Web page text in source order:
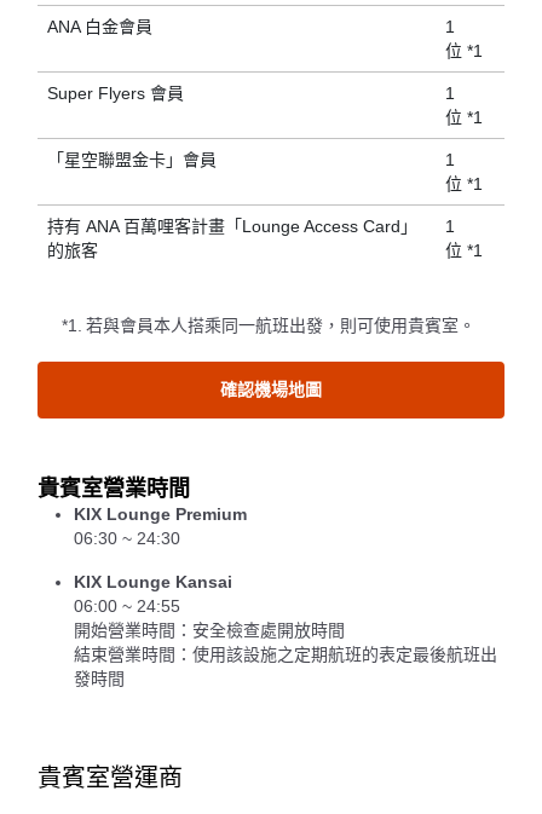
ANA 白金會員
1
位 *1
Super Flyers 會員
1
位 *1
「星空聯盟金卡」會員
1
位 *1
持有 ANA 百萬哩客計畫「Lounge Access Card」
的旅客
1
位 *1
*1. 若與會員本人搭乘同一航班出發，則可使用貴賓室。
確認機場地圖
貴賓室營業時間
KIX Lounge Premium
06:30 ~ 24:30
KIX Lounge Kansai
06:00 ~ 24:55
開始營業時間：安全檢查處開放時間
結束營業時間：使用該設施之定期航班的表定最後航班出
發時間
貴賓室營運商